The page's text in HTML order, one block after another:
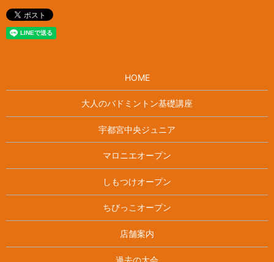
HOME
大人のバドミントン基礎講座
宇都宮中央ジュニア
マロニエオープン
しもつけオープン
ちびっこオープン
店舗案内
過去の大会